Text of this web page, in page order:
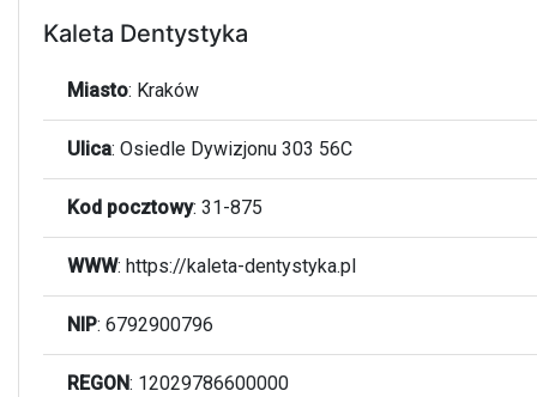
Kaleta Dentystyka
Miasto: Kraków
Ulica: Osiedle Dywizjonu 303 56C
Kod pocztowy: 31-875
WWW: https://kaleta-dentystyka.pl
NIP: 6792900796
REGON: 12029786600000